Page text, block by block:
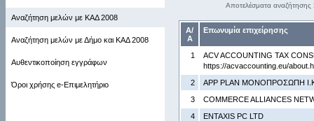
Αναζήτηση μελών με ΚΑΔ 2008
Αναζήτηση μελών με Δήμο και ΚΑΔ 2008
Αυθεντικοποίηση εγγράφων
Όροι χρήσης e-Επιμελητήριο
Αποτελέσματα αναζήτησης
Α/
Α
Επωνυμία επιχείρησης
1
ACV ACCOUNTING TAX
https://acvaccounting.eu/
2
APP PLAN ΜΟΝΟΠΡΟΣΩΠΗ
3
COMMERCE ALLIANCES
4
ENTAXIS PC LTD